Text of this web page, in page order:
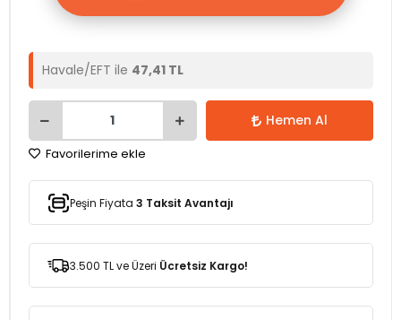
Havale/EFT ile 47,41 TL
Hemen Al
Favorilerime ekle
Peşin Fiyata 3 Taksit Avantajı
3.500 TL ve Üzeri Ücretsiz Kargo!